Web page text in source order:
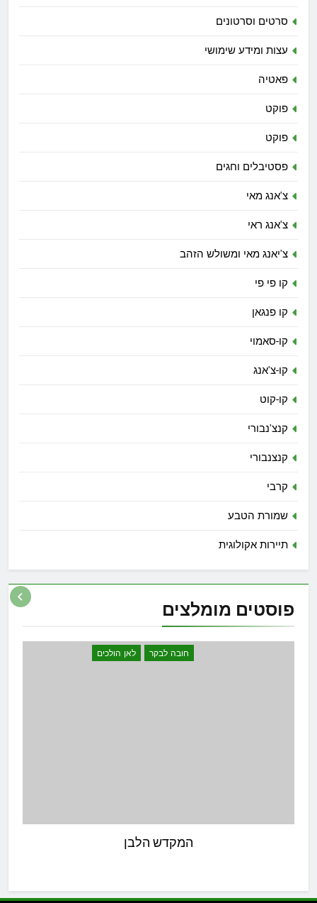
סרטים וסרטונים
עצות ומידע שימושי
פאטיה
פוקט
פוקט
פסטיבלים וחגים
צ'אנג מאי
צ'אנג ראי
צ'יאנג מאי ומשולש הזהב
קו פי פי
קו פנגאן
קו-סאמוי
קו-צ'אנג
קו-קוט
קנצ'נבורי
קנצנבורי
קרבי
שמורת הטבע
תיירות אקולוגית
פוסטים מומלצים
חובה לבקר לאן הולכים
המקדש הלבן